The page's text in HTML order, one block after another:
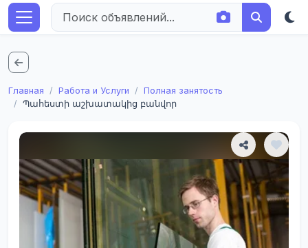
Главная Работа и Услуги
Полная занятость
Պահեստի աշխատակից բանվոր